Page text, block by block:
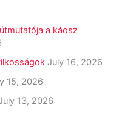
a káosz
July 16, 2026
15, 2026
13, 2026